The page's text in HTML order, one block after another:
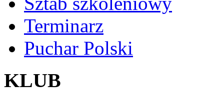
Terminarz
Puchar Polski
KLUB